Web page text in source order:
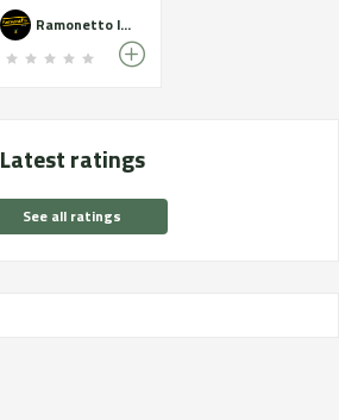
Ramonetto licors
Latest ratings
See all ratings